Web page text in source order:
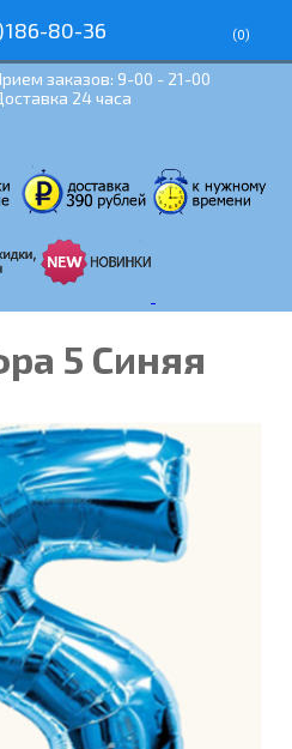
80-36 (0)
заказов: 9-00 - 21-00
24 часа
5 Синяя